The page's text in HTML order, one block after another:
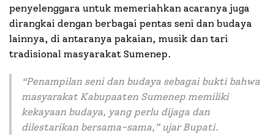
penyelenggara untuk memeriahkan acaranya juga
dirangkai dengan berbagai pentas seni dan budaya
lainnya, di antaranya pakaian, musik dan tari
tradisional masyarakat Sumenep.
“Penampilan seni dan budaya sebagai bukti bahwa
masyarakat Kabupaaten Sumenep memiliki
kekayaan budaya, yang perlu dijaga dan
dilestarikan bersama-sama,” ujar Bupati.